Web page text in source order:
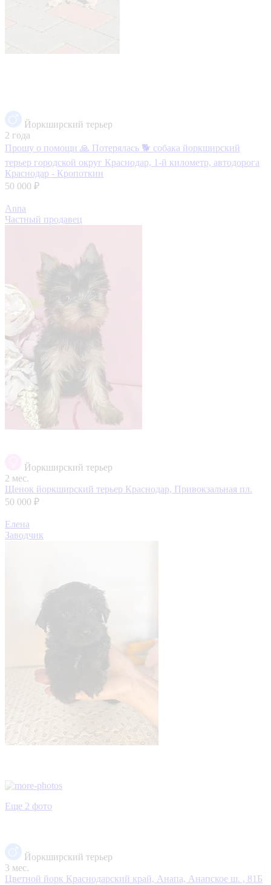
Йоркширский терьер
2 года
Прошу о помощи 🙏 Потерялась 🐕 собака йоркширский
терьер городской округ Краснодар, 1-й километр, автодорога
Краснодар - Кропоткин
50 000 ₽
Anna
Частный продавец
Йоркширский терьер
2 мес.
Щенок йоркширский терьер Краснодар, Привокзальная пл.
50 000 ₽
Елена
Заводчик
Еще 2 фото
Йоркширский терьер
3 мес.
Цветной йорк Краснодарский край, Анапа, Анапское ш. , 81Б